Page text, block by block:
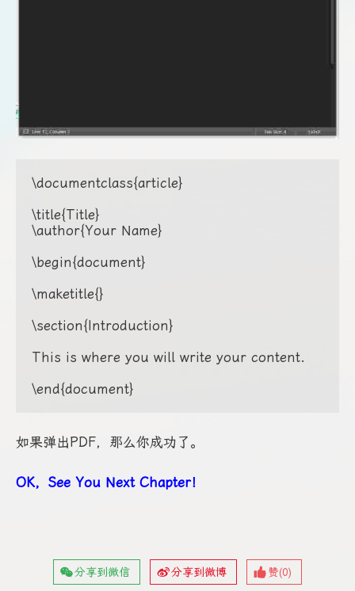
\documentclass{article}
\title{Title}
\author{Your Name}
\begin{document}
\maketitle{}
\section{Introduction}
This is where you will write your content.
\end{document}
如果弹出PDF，那么你成功了。
OK，See You Next Chapter！
分享到微信 分享到微博 赞(0)